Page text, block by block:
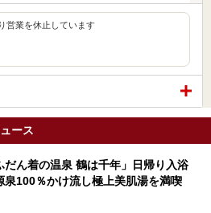
営業を休止しています
ース
だん着の温泉 鶴は千年」日帰り入浴
泉100％かけ流し極上美肌湯を満喫